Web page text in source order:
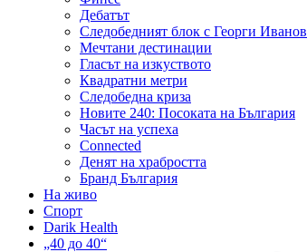
Дебатът
Следобедният блок с Георги Иванов
Мечтани дестинации
Гласът на изкуството
Квадратни метри
Следобедна криза
Новите 240: Посоката на България
Часът на успеха
Connected
Денят на храбростта
Бранд България
На живо
Спорт
Darik Health
„40 до 40“